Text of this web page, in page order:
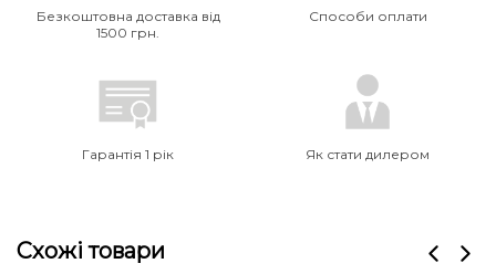
Безкоштовна доставка від
1500 грн.
Способи оплати
Гарантія 1 рік Як стати дилером
Схожі товари